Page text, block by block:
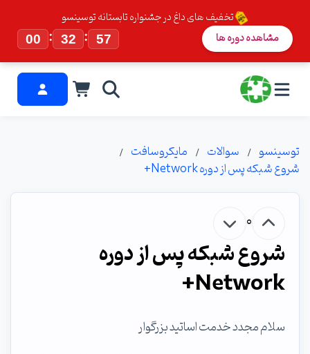
تخفیف های داغ در جشنواره تابستانه توسینسو
00
: 32 : 57 مشاهده دوره ها
توسینسو سوالات
مایکروسافت
شروع شبکه پس از دوره Network+
0
شروع شبکه پس از دوره
Network+
سلام مجدد خدمت اساتید بزرگوار